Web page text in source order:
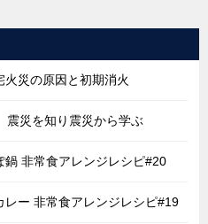
災の原因と初期消火
災を知り震災から学ぶ
鍋 非常食アレンジレシピ#20
ー 非常食アレンジレシピ#19